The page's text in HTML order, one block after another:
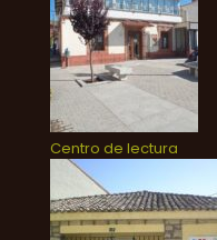
Centro de lectura